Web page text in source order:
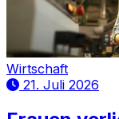
Wirtschaft
21. Juli 2026